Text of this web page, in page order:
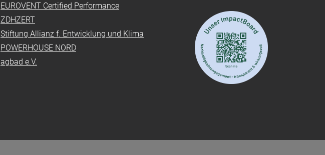
EUROVENT Certified Performance
ZDHZERT
Stiftung Allianz f. Entwicklung und Klima
POWERHOUSE NORD
agbad e.V.